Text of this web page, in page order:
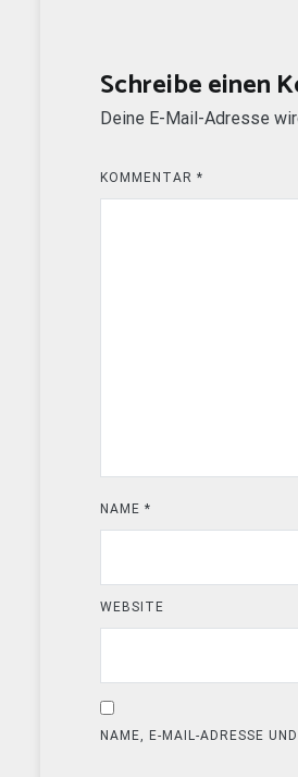
Schreibe einen
Deine E-Mail-Adresse
KOMMENTAR *
NAME *
WEBSITE
NAME, E-MAIL-ADRESSE